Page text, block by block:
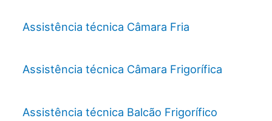
Assistência técnica Câmara Fria
Assistência técnica Câmara Frigorífica
Assistência técnica Balcão Frigorífico